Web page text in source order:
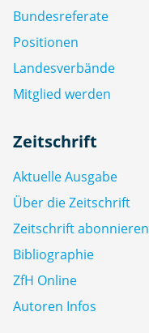
Bundesreferate
Positionen
Landesverbände
Mitglied werden
Zeitschrift
Aktuelle Ausgabe
Über die Zeitschrift
Zeitschrift abonnieren
Bibliographie
ZfH Online
Autoren Infos